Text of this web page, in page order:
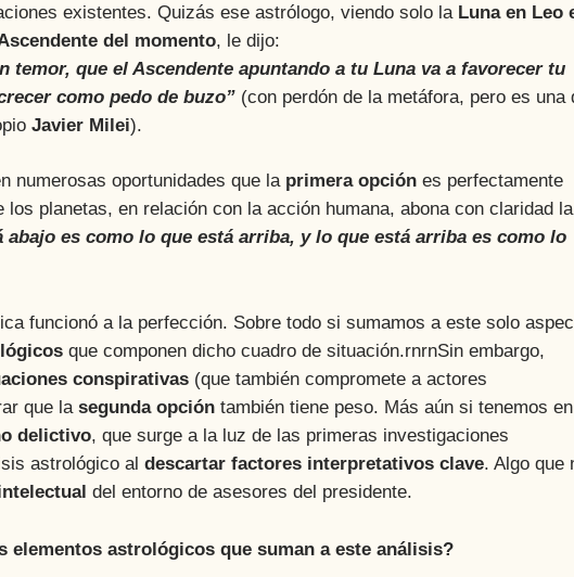
existentes. Quizás ese astrólogo, viendo solo la Luna en Leo
del momento, le dijo:
temor, que el Ascendente apuntando a tu Luna va a favorecer tu
como pedo de buzo” (con perdón de la metáfora, pero es una
Javier Milei).
numerosas oportunidades que la primera opción es perfectamente
planetas, en relación con la acción humana, abona con claridad la
abajo es como lo que está arriba, y lo que está arriba es como lo
funcionó a la perfección. Sobre todo si sumamos a este solo
que componen dicho cuadro de situación.rnrnSin embargo,
conspirativas (que también compromete a actores
que la segunda opción también tiene peso. Más aún si tenemos en
delictivo, que surge a la luz de las primeras investigaciones
astrológico al descartar factores interpretativos clave. Algo que
del entorno de asesores del presidente.
elementos astrológicos que suman a este análisis?